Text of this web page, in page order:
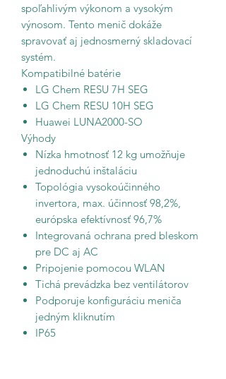
spoľahlivým výkonom a vysokým
výnosom. Tento menič dokáže
spravovať aj jednosmerný skladovací
systém.
Kompatibilné batérie
LG Chem RESU 7H SEG
LG Chem RESU 10H SEG
Huawei LUNA2000-SO
Výhody
Nízka hmotnosť 12 kg umožňuje
jednoduchú inštaláciu
Topológia vysokoúčinného
invertora, max. účinnosť 98,2%,
európska efektívnosť 96,7%
Integrovaná ochrana pred bleskom
pre DC aj AC
Pripojenie pomocou WLAN
Tichá prevádzka bez ventilátorov
Podporuje konfiguráciu meniča
jedným kliknutím
IP65